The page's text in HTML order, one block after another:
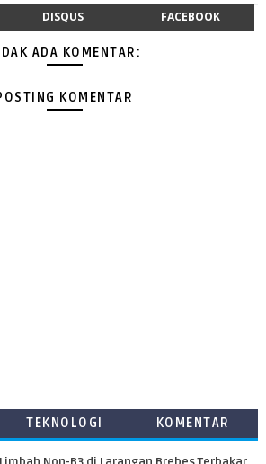
DISQUS FACEBOOK
ADA KOMENTAR:
KOMENTAR
TEKNOLOGI
KOMENTAR